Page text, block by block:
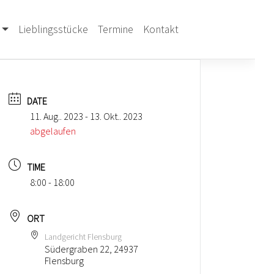
Lieblingsstücke Termine Kontakt
DATE
11. Aug.. 2023 - 13. Okt.. 2023
abgelaufen
TIME
8:00 - 18:00
ORT
Landgericht Flensburg
Südergraben 22, 24937
Flensburg